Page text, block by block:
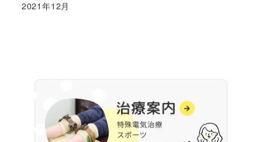
2021年12月